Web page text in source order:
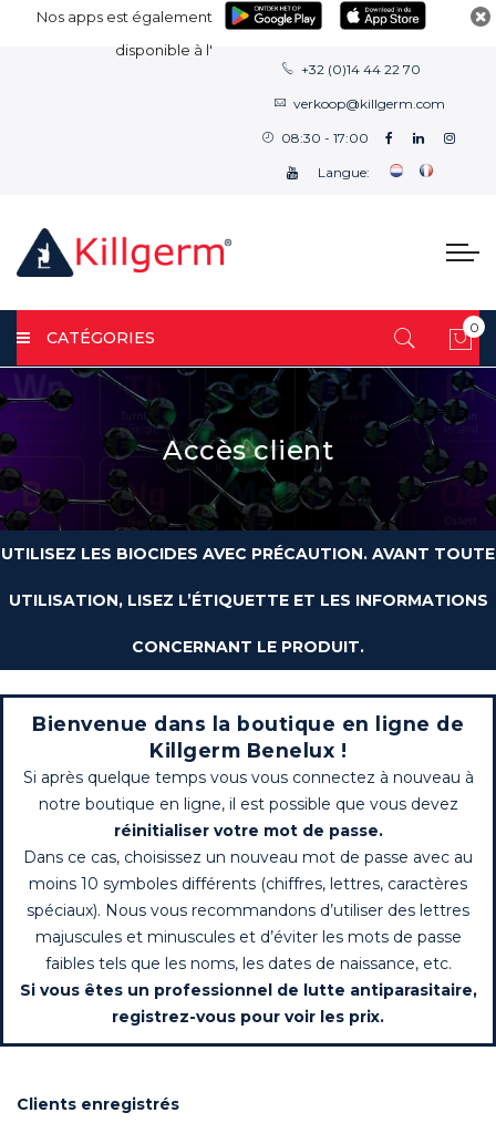
Nos apps est également
disponible à l'
+32 (0)14 44 22 70
verkoop@killgerm.com
08:30 - 17:00
Langue:
CATÉGORIES
0
Accès client
UTILISEZ LES BIOCIDES AVEC PRÉCAUTION. AVANT TOUTE
UTILISATION, LISEZ L’ÉTIQUETTE ET LES INFORMATIONS
CONCERNANT LE PRODUIT.
Bienvenue dans la boutique en ligne de
Killgerm Benelux !
Si après quelque temps vous vous connectez à nouveau à
notre boutique en ligne, il est possible que vous devez
réinitialiser votre mot de passe.
Dans ce cas, choisissez un nouveau mot de passe avec au
moins 10 symboles différents (chiffres, lettres, caractères
spéciaux). Nous vous recommandons d’utiliser des lettres
majuscules et minuscules et d’éviter les mots de passe
faibles tels que les noms, les dates de naissance, etc.
Si vous êtes un professionnel de lutte antiparasitaire,
registrez-vous pour voir les prix.
Clients enregistrés